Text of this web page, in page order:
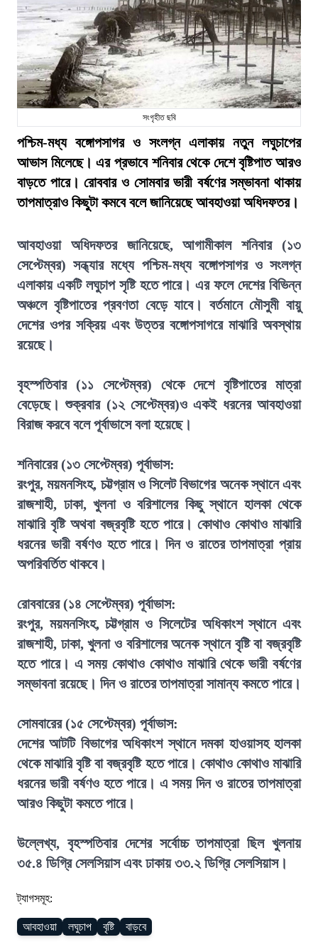
সংগৃহীত ছবি
পশ্চিম-মধ্য বঙ্গোপসাগর ও সংলগ্ন এলাকায় নতুন লঘুচাপের
আভাস মিলেছে। এর প্রভাবে শনিবার থেকে দেশে বৃষ্টিপাত আরও
বাড়তে পারে। রোববার ও সোমবার ভারী বর্ষণের সম্ভাবনা থাকায়
তাপমাত্রাও কিছুটা কমবে বলে জানিয়েছে আবহাওয়া অধিদফতর।
আবহাওয়া অধিদফতর জানিয়েছে, আগামীকাল শনিবার (১৩
সেপ্টেম্বর) সন্ধ্যার মধ্যে পশ্চিম-মধ্য বঙ্গোপসাগর ও সংলগ্ন
এলাকায় একটি লঘুচাপ সৃষ্টি হতে পারে। এর ফলে দেশের বিভিন্ন
অঞ্চলে বৃষ্টিপাতের প্রবণতা বেড়ে যাবে। বর্তমানে মৌসুমী বায়ু
দেশের ওপর সক্রিয় এবং উত্তর বঙ্গোপসাগরে মাঝারি অবস্থায়
রয়েছে।
বৃহস্পতিবার (১১ সেপ্টেম্বর) থেকে দেশে বৃষ্টিপাতের মাত্রা
বেড়েছে। শুক্রবার (১২ সেপ্টেম্বর)ও একই ধরনের আবহাওয়া
বিরাজ করবে বলে পূর্বাভাসে বলা হয়েছে।
শনিবারের (১৩ সেপ্টেম্বর) পূর্বাভাস:
রংপুর, ময়মনসিংহ, চট্টগ্রাম ও সিলেট বিভাগের অনেক স্থানে এবং
রাজশাহী, ঢাকা, খুলনা ও বরিশালের কিছু স্থানে হালকা থেকে
মাঝারি বৃষ্টি অথবা বজ্রবৃষ্টি হতে পারে। কোথাও কোথাও মাঝারি
ধরনের ভারী বর্ষণও হতে পারে। দিন ও রাতের তাপমাত্রা প্রায়
অপরিবর্তিত থাকবে।
রোববারের (১৪ সেপ্টেম্বর) পূর্বাভাস:
রংপুর, ময়মনসিংহ, চট্টগ্রাম ও সিলেটের অধিকাংশ স্থানে এবং
রাজশাহী, ঢাকা, খুলনা ও বরিশালের অনেক স্থানে বৃষ্টি বা বজ্রবৃষ্টি
হতে পারে। এ সময় কোথাও কোথাও মাঝারি থেকে ভারী বর্ষণের
সম্ভাবনা রয়েছে। দিন ও রাতের তাপমাত্রা সামান্য কমতে পারে।
সোমবারের (১৫ সেপ্টেম্বর) পূর্বাভাস:
দেশের আটটি বিভাগের অধিকাংশ স্থানে দমকা হাওয়াসহ হালকা
থেকে মাঝারি বৃষ্টি বা বজ্রবৃষ্টি হতে পারে। কোথাও কোথাও মাঝারি
ধরনের ভারী বর্ষণও হতে পারে। এ সময় দিন ও রাতের তাপমাত্রা
আরও কিছুটা কমতে পারে।
উল্লেখ্য, বৃহস্পতিবার দেশের সর্বোচ্চ তাপমাত্রা ছিল খুলনায়
৩৫.৪ ডিগ্রি সেলসিয়াস এবং ঢাকায় ৩৩.২ ডিগ্রি সেলসিয়াস।
ট্যাগসমূহ:
আবহাওয়া লঘুচাপ বৃষ্টি বাড়বে